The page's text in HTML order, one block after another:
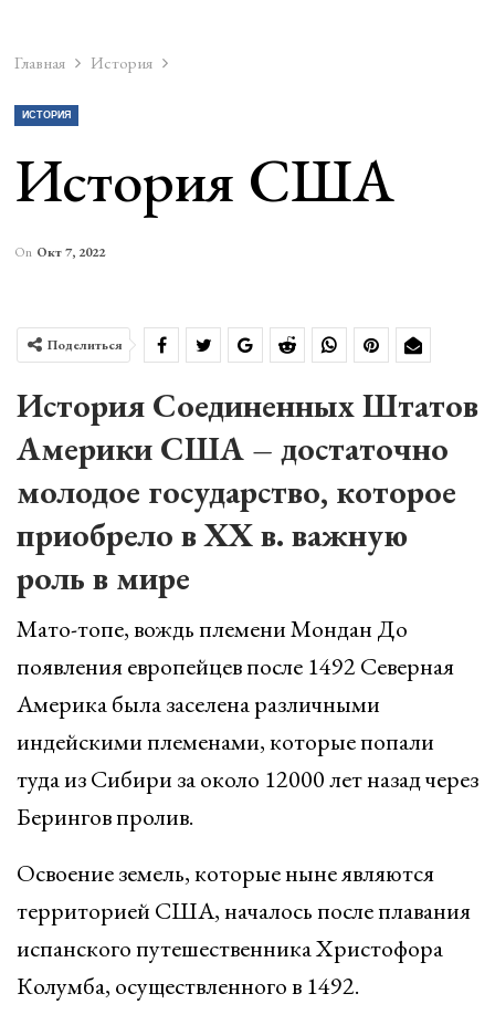
Главная История
ИСТОРИЯ
История США
On Окт 7, 2022
Поделиться
История Соединенных Штатов
Америки США – достаточно
молодое государство, которое
приобрело в XX в. важную
роль в мире
Мато-топе, вождь племени Мондан До
появления европейцев после 1492 Северная
Америка была заселена различными
индейскими племенами, которые попали
туда из Сибири за около 12000 лет назад через
Берингов пролив.
Освоение земель, которые ныне являются
территорией США, началось после плавания
испанского путешественника Христофора
Колумба, осуществленного в 1492.